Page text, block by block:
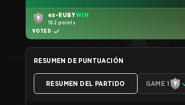
ex-RUBYWIN
162 points
VOTED
RESUMEN DE PUNTUACIÓN
RESUMEN DEL PARTIDO GAME 1